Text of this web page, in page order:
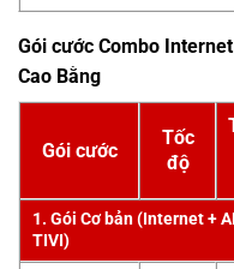
Gói cước Combo
Cao Bằng
Gói cước
Tốc
độ
1. Gói Cơ bản (Internet +
TIVI)